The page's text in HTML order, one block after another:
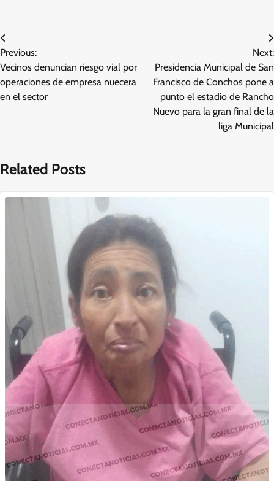
Navegación
de
entradas
Previous:
Vecinos denuncian riesgo vial por
operaciones de empresa nuecera
en el sector
Next:
Presidencia Municipal de San
Francisco de Conchos pone a
punto el estadio de Rancho
Nuevo para la gran final de la
liga Municipal
Related Posts